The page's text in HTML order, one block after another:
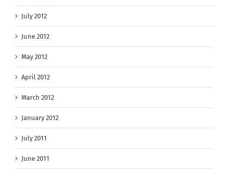
July 2012
June 2012
May 2012
April 2012
March 2012
January 2012
July 2011
June 2011